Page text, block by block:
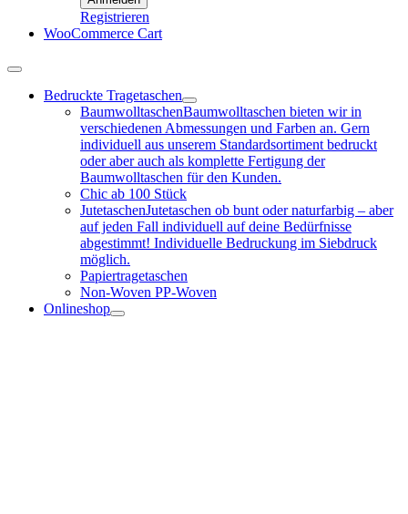
Registrieren
WooCommerce Cart
Toggle
NavigationBedruckte Tragetaschen
BaumwolltaschenBaumwolltaschen bieten wir in
verschiedenen Abmessungen und Farben an. Gern
individuell aus unserem Standardsortiment bedruckt
oder aber auch als komplette Fertigung der
Baumwolltaschen für den Kunden.
Chic ab 100 Stück
JutetaschenJutetaschen ob bunt oder naturfarbig – aber
auf jeden Fall individuell auf deine Bedürfnisse
abgestimmt! Individuelle Bedruckung im Siebdruck
möglich.
Papiertragetaschen
Non-Woven PP-Woven
Onlineshop